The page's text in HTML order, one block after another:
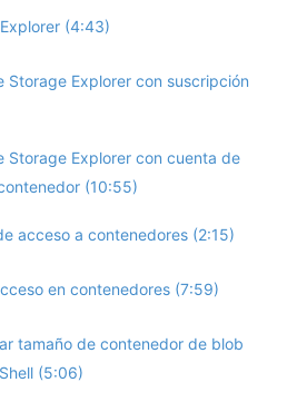
(4:43)
Storage Explorer con suscripción
Storage Explorer con cuenta de
(10:55)
acceso a contenedores (2:15)
en contenedores (7:59)
tamaño de contenedor de blob
(5:06)